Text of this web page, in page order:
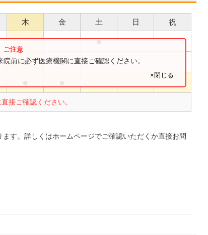
木 金 土 日 祝
●
● ●
接ご確認ください。
前に必ず医療機関に直接ご確認ください。
×閉じる
す。詳しくはホームページでご確認いただくか直接お問